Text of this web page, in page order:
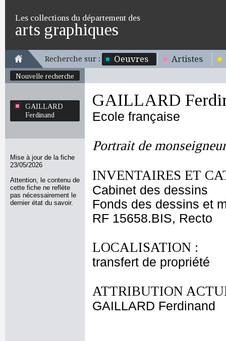
Les collections du département des
arts graphiques
Recherche sur : Oeuvres Artistes
Nouvelle recherche
GAILLARD
Ferdinand
Mise à jour de la fiche
23/05/2026
Attention, le contenu de
cette fiche ne reflète
pas nécessairement le
dernier état du savoir.
GAILLARD
Ecole française
Portrait de
INVENTAIRES ET
Cabinet des dessins
Fonds des dessins et
RF 15658.BIS, Recto
LOCALISATION :
transfert de propriété
ATTRIBUTION
GAILLARD Ferdinand